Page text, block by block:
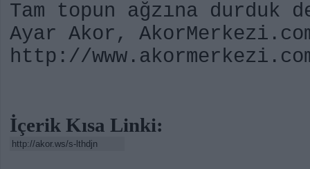
Tam topun ağzına durduk
Ayar Akor,
http://
İçerik Kısa Linki: